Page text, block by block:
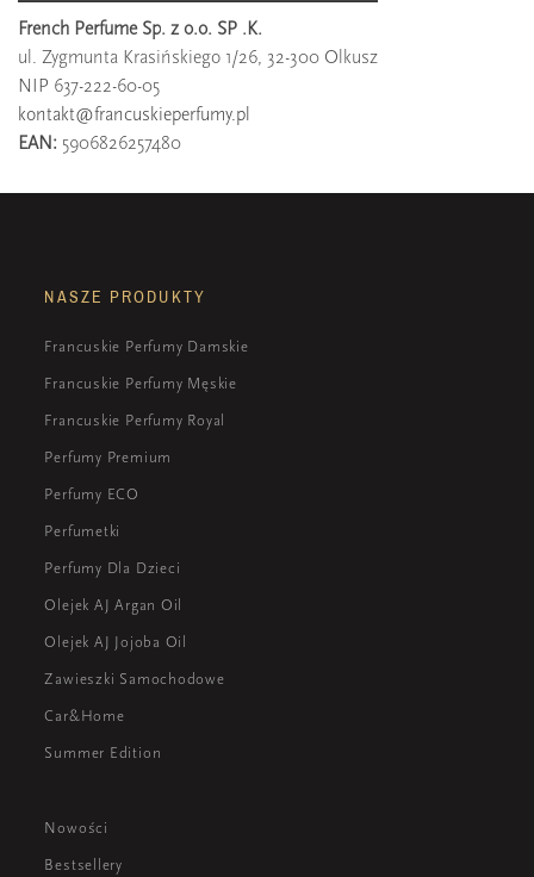
French Perfume Sp. z o.o. SP .K.
ul. Zygmunta Krasińskiego 1/26, 32-300 Olkusz
NIP 637-222-60-05
kontakt@francuskieperfumy.pl
EAN: 5906826257480
NASZE PRODUKTY
Francuskie Perfumy Damskie
Francuskie Perfumy Męskie
Francuskie Perfumy Royal
Perfumy Premium
Perfumy ECO
Perfumetki
Perfumy Dla Dzieci
Olejek AJ Argan Oil
Olejek AJ Jojoba Oil
Zawieszki Samochodowe
Car&Home
Summer Edition
Nowości
Bestsellery